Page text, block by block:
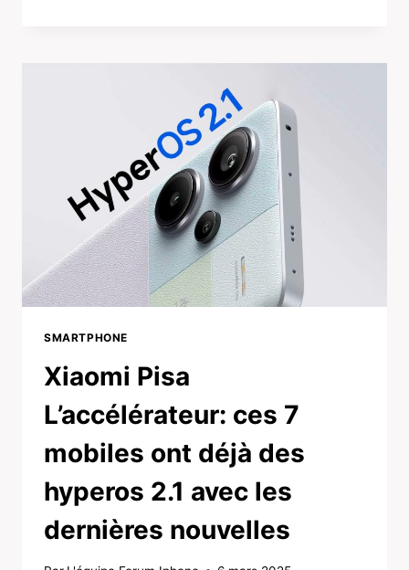
SMARTPHONE
Xiaomi Pisa
L’accélérateur: ces 7
mobiles ont déjà des
hyperos 2.1 avec les
dernières nouvelles